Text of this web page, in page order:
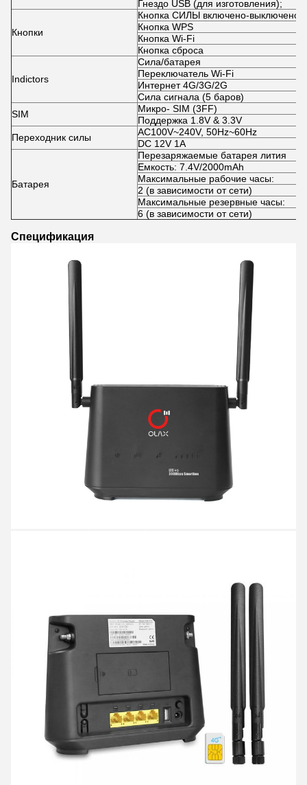
Гнездо USB (для изготовления);
Кнопки
Кнопка СИЛЫ включено-выключено
Кнопка WPS
Кнопка Wi-Fi
Кнопка сброса
Indictors
Сила/батарея
Переключатель Wi-Fi
Интернет 4G/3G/2G
Сила сигнала (5 баров)
SIM
Микро- SIM (3FF)
Поддержка 1.8V & 3.3V
Переходник силы
AC100V~240V, 50Hz~60Hz
DC 12V 1A
Батарея
Перезаряжаемые батарея лития
Емкость: 7.4V/2000mAh
Максимальные рабочие часы:
2 (в зависимости от сети)
Максимальные резервные часы:
6 (в зависимости от сети)
Спецификация